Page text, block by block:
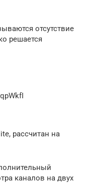
отсутствие
решается
рассчитан на
каналов на двух